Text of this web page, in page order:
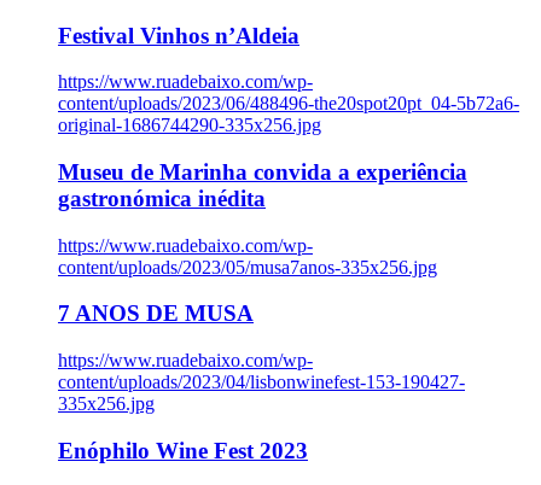
Festival Vinhos n’Aldeia
https://www.ruadebaixo.com/wp-
content/uploads/2023/06/488496-the20spot20pt_04-5b72a6-
original-1686744290-335x256.jpg
Museu de Marinha convida a experiência
gastronómica inédita
https://www.ruadebaixo.com/wp-
content/uploads/2023/05/musa7anos-335x256.jpg
7 ANOS DE MUSA
https://www.ruadebaixo.com/wp-
content/uploads/2023/04/lisbonwinefest-153-190427-
335x256.jpg
Enóphilo Wine Fest 2023